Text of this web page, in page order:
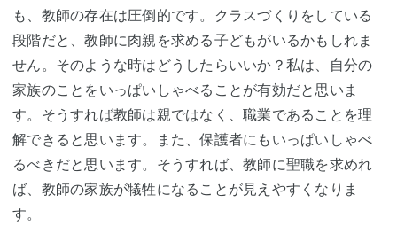
も、教師の存在は圧倒的です。クラスづくりをしている
段階だと、教師に肉親を求める子どもがいるかもしれま
せん。そのような時はどうしたらいいか？私は、自分の
家族のことをいっぱいしゃべることが有効だと思いま
す。そうすれば教師は親ではなく、職業であることを理
解できると思います。また、保護者にもいっぱいしゃべ
るべきだと思います。そうすれば、教師に聖職を求めれ
ば、教師の家族が犠牲になることが見えやすくなりま
す。